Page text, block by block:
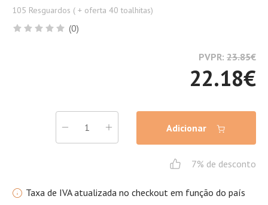
105 Resguardos ( + oferta 40 toalhitas)
(0)
PVPR: 23.85€
22.18€
Adicionar
7% de desconto
Taxa de IVA atualizada no checkout em função do país